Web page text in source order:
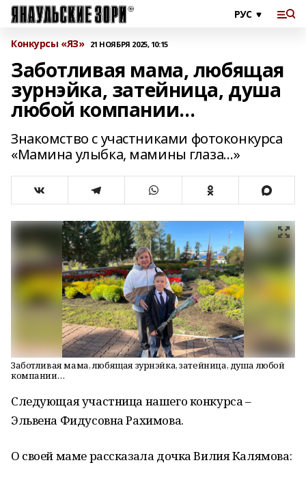
Конкурсы «ЯЗ» 21 НОЯБРЯ 2025, 10:15
Заботливая мама, любящая
зурнэйка, затейница, душа
любой компании…
Знакомство с участниками фотоконкурса
«Мамина улыбка, мамины глаза…»
Заботливая мама, любящая зурнэйка, затейница, душа любой
компании…
Следующая участница нашего конкурса –
Эльвена Фидусовна Рахимова.
О своей маме рассказала дочка Вилия Калямова: